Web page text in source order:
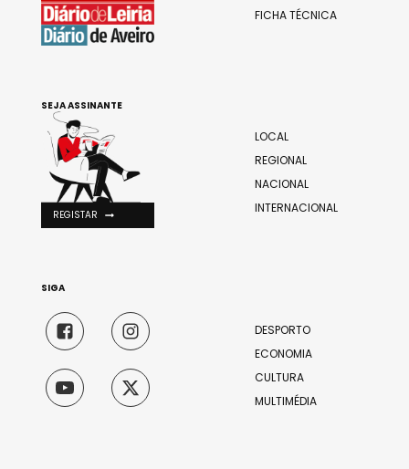
FICHA TÉCNICA
LOCAL
REGIONAL
NACIONAL
INTERNACIONAL
DESPORTO
ECONOMIA
CULTURA
MULTIMÉDIA
SEJA ASSINANTE
REGISTAR
SIGA